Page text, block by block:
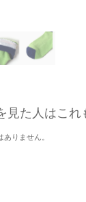
見た人はこれ
りません。